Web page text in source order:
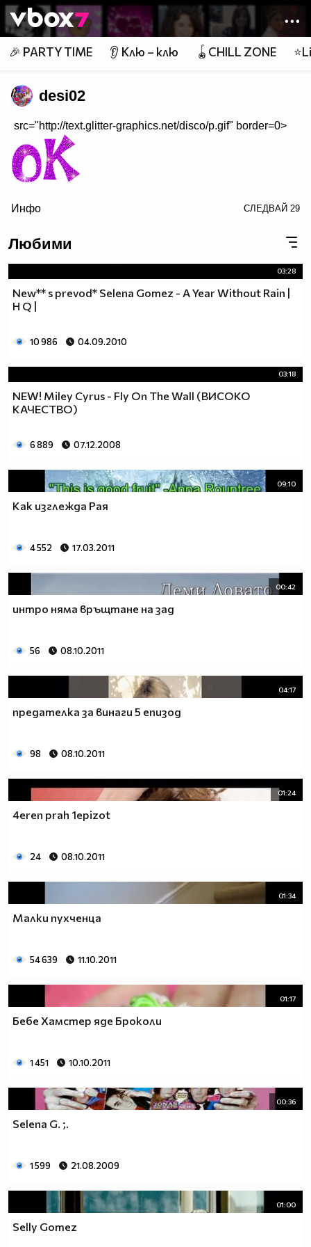
Member of
👾
🎉 PARTY TIME 👂 Клю – клю 🪀CHILL ZONE
desi02
src="http://text.glitter-graphics.net/disco/p.gif" border=0>
по бузите се стичат и галят нежното лице,но знаеш ли
на теб не ти прилича да плачеш за едно момче!
2.Когато ме гледаш настръхвам и бързо
Инфо СЛЕДВАЙ 29
Любими
03:28
New** s prevod* Selena Gomez - A Year Without Rain |
H Q |
10 986 04.09.2010
03:18
NEW! Miley Cyrus - Fly On The Wall (ВИСОКО
КАЧЕСТВО)
6 889 07.12.2008
09:10
Как изглежда Рая
4 552 17.03.2011
00:42
интро няма връщтане на зад
56 08.10.2011
04:17
предателка за винаги 5 епизод
98 08.10.2011
01:24
4eren prah 1epizot
24 08.10.2011
01:34
Малки пухченца
54 639 11.10.2011
01:17
Бебе Хамстер яде Броколи
1 451 10.10.2011
00:36
Selena G. ;.
1 599 21.08.2009
01:00
Selly Gomez